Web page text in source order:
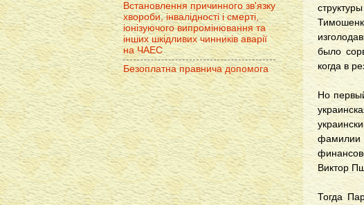
было
когда в
Но
фамилии
Виктор
Тогда
Встановлення причинного зв'язку
хвороби, інвалідності і смерті,
іонізуючого випромінювання та
інших шкідливих чинників аварії
на ЧАЕС
Безоплатна правнича допомога